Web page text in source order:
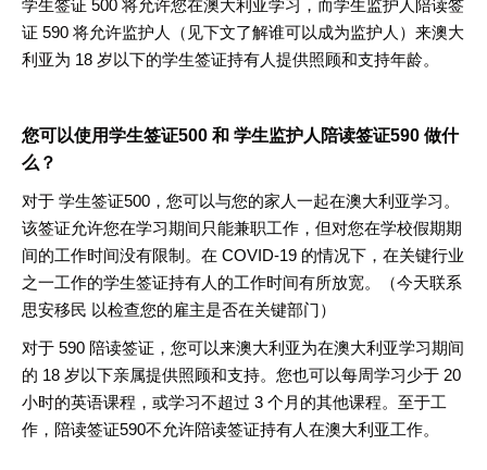
学生签证 500 将允许您在澳大利亚学习，而学生监护人陪读签
证 590 将允许监护人（见下文了解谁可以成为监护人）来澳大
利亚为 18 岁以下的学生签证持有人提供照顾和支持年龄。
您可以使用学生签证500 和 学生监护人陪读签证590 做什
么 ？
对于 学生签证500 ，您可以与您的家人一起在澳大利亚学习。
该签证允许您在学习期间只能兼职工作，但对您在学校假期期
间的工作时间没有限制。在 COVID-19 的情况下，在关键行业
之一工作的学生签证持有人的工作时间有所放宽。（今天联系
思安移民 以检查您的雇主是否在关键部门）
对于 590 陪读签证，您可以来澳大利亚为在澳大利亚学习期间
的 18 岁以下亲属提供照顾和支持。您也可以每周学习少于 20
小时的英语课程，或学习不超过 3 个月的其他课程。至于工
作，陪读签证590不允许陪读签证持有人在澳大利亚工作。